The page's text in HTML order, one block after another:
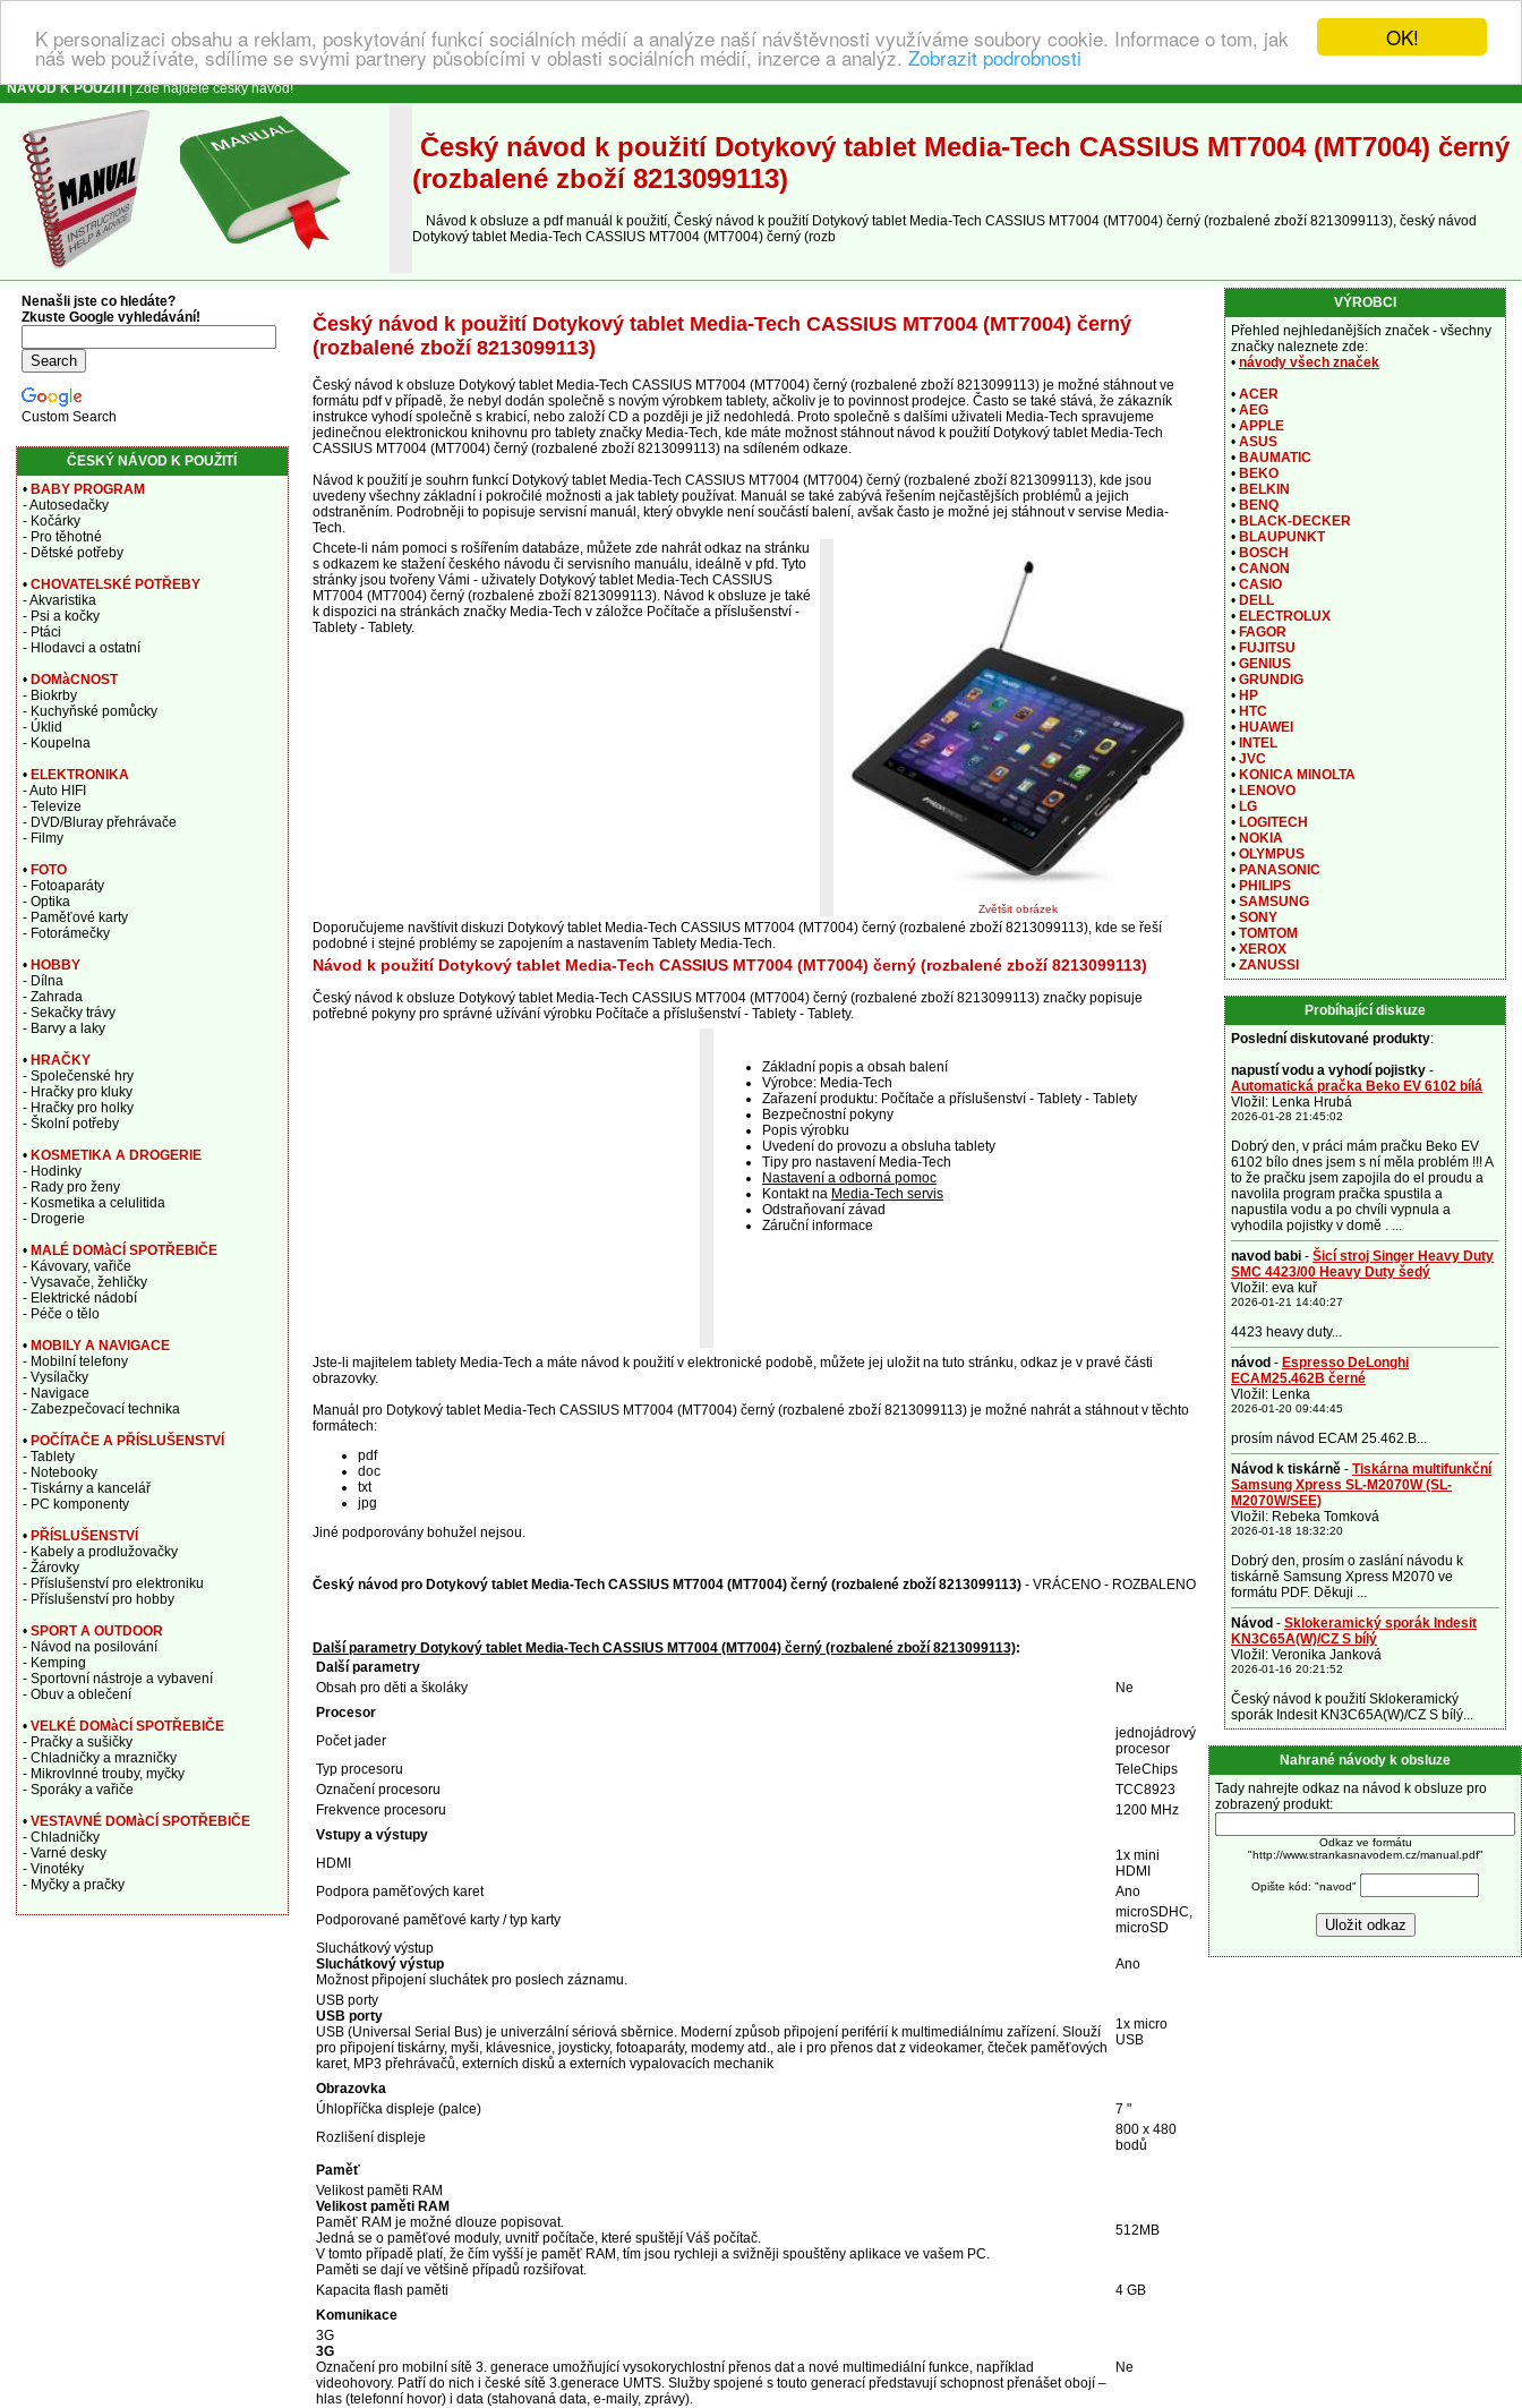
OK!
K personalizaci obsahu a reklam, poskytování funkcí sociálních médií a analýze naší návštěvnosti využíváme soubory cookie. Informace o tom, jak
náš web používáte, sdílíme se svými partnery působícími v oblasti sociálních médií, inzerce a analýz. Zobrazit podrobnosti
NÁVOD K POUŽITÍ| Zde najdete český návod!
Český návod k použití Dotykový tablet Media-Tech CASSIUS MT7004 (MT7004) černý
(rozbalené zboží 8213099113)
Návod k obsluze a pdf manuál k použití, Český návod k použití Dotykový tablet Media-Tech CASSIUS MT7004 (MT7004) černý (rozbalené zboží 8213099113), český návod
Dotykový tablet Media-Tech CASSIUS MT7004 (MT7004) černý (rozb
Český návod k použití Dotykový tablet Media-Tech CASSIUS MT7004 (MT7004) černý
(rozbalené zboží 8213099113)
Český návod k obsluze Dotykový tablet Media-Tech CASSIUS MT7004 (MT7004) černý (rozbalené zboží 8213099113) je možné stáhnout ve
formátu pdf v případě, že nebyl dodán společně s novým výrobkem tablety, ačkoliv je to povinnost prodejce. Často se také stává, že zákazník
instrukce vyhodí společně s krabicí, nebo založí CD a později je již nedohledá. Proto společně s dalšími uživateli Media-Tech spravujeme
jedinečnou elektronickou knihovnu pro tablety značky Media-Tech, kde máte možnost stáhnout návod k použití Dotykový tablet Media-Tech
CASSIUS MT7004 (MT7004) černý (rozbalené zboží 8213099113) na sdíleném odkaze.
Návod k použití je souhrn funkcí Dotykový tablet Media-Tech CASSIUS MT7004 (MT7004) černý (rozbalené zboží 8213099113), kde jsou
uvedeny všechny základní i pokročilé možnosti a jak tablety používat. Manuál se také zabývá řešením nejčastějších problémů a jejich
odstraněním. Podrobněji to popisuje servisní manuál, který obvykle není součástí balení, avšak často je možné jej stáhnout v servise Media-
Tech.
Chcete-li nám pomoci s rošířením databáze, můžete zde nahrát odkaz na stránku
s odkazem ke stažení českého návodu či servisního manuálu, ideálně v pfd. Tyto
stránky jsou tvořeny Vámi - uživately Dotykový tablet Media-Tech CASSIUS
MT7004 (MT7004) černý (rozbalené zboží 8213099113). Návod k obsluze je také
k dispozici na stránkách značky Media-Tech v záložce Počítače a příslušenství -
Tablety - Tablety.
Zvětšit obrázek
Doporučujeme navštívit diskuzi Dotykový tablet Media-Tech CASSIUS MT7004 (MT7004) černý (rozbalené zboží 8213099113), kde se řeší
podobné i stejné problémy se zapojením a nastavením Tablety Media-Tech.
Návod k použití Dotykový tablet Media-Tech CASSIUS MT7004 (MT7004) černý (rozbalené zboží 8213099113)
Český návod k obsluze Dotykový tablet Media-Tech CASSIUS MT7004 (MT7004) černý (rozbalené zboží 8213099113) značky popisuje
potřebné pokyny pro správné užívání výrobku Počítače a příslušenství - Tablety - Tablety.
Základní popis a obsah balení
Výrobce: Media-Tech
Zařazení produktu: Počítače a příslušenství - Tablety - Tablety
Bezpečnostní pokyny
Popis výrobku
Uvedení do provozu a obsluha tablety
Tipy pro nastavení Media-Tech
Nastavení a odborná pomoc
Kontakt na Media-Tech servis
Odstraňovaní závad
Záruční informace
Jste-li majitelem tablety Media-Tech a máte návod k použití v elektronické podobě, můžete jej uložit na tuto stránku, odkaz je v pravé části
obrazovky.
Manuál pro Dotykový tablet Media-Tech CASSIUS MT7004 (MT7004) černý (rozbalené zboží 8213099113) je možné nahrát a stáhnout v těchto
formátech:
pdf
doc
txt
jpg
Jiné podporovány bohužel nejsou.
Český návod pro Dotykový tablet Media-Tech CASSIUS MT7004 (MT7004) černý (rozbalené zboží 8213099113) - VRÁCENO - ROZBALENO
Další parametry Dotykový tablet Media-Tech CASSIUS MT7004 (MT7004) černý (rozbalené zboží 8213099113):
Další parametry
Obsah pro děti a školáky
Ne
Procesor
Počet jader
jednojádrový
procesor
Typ procesoru
TeleChips
Označení procesoru
TCC8923
Frekvence procesoru
1200 MHz
Vstupy a výstupy
HDMI
1x mini
HDMI
Podpora paměťových karet
Ano
Podporované paměťové karty / typ karty
microSDHC,
microSD
Sluchátkový výstup
Sluchátkový výstup
Možnost připojení sluchátek pro poslech záznamu.
Ano
USB porty
USB porty
USB (Universal Serial Bus) je univerzální sériová sběrnice. Moderní způsob připojení periférií k multimediálnímu zařízení. Slouží
pro připojení tiskárny, myši, klávesnice, joysticky, fotoaparáty, modemy atd., ale i pro přenos dat z videokamer, čteček paměťových
karet, MP3 přehrávačů, externích disků a externích vypalovacích mechanik
1x micro
USB
Obrazovka
Úhlopříčka displeje (palce)
7 "
Rozlišení displeje
800 x 480
bodů
Paměť
Velikost paměti RAM
Velikost paměti RAM
Paměť RAM je možné dlouze popisovat.
Jedná se o paměťové moduly, uvnitř počítače, které spuštějí Váš počítač.
V tomto případě platí, že čím vyšší je paměť RAM, tím jsou rychleji a svižněji spouštěny aplikace ve vašem PC.
Paměti se dají ve většině případů rozšiřovat.
512MB
Kapacita flash paměti
4 GB
Komunikace
3G
3G
Označení pro mobilní sítě 3. generace umožňující vysokorychlostní přenos dat a nové multimediální funkce, například
videohovory. Patří do nich i české sítě 3.generace UMTS. Služby spojené s touto generací představují schopnost přenášet obojí –
hlas (telefonní hovor) i data (stahovaná data, e-maily, zprávy).
Ne
Nenašli jste co hledáte?
Zkuste Google vyhledávání!
Custom Search
ČESKÝ NÁVOD K POUŽITÍ
• BABY PROGRAM
- Autosedačky
- Kočárky
- Pro těhotné
- Dětské potřeby
• CHOVATELSKÉ POTŘEBY
- Akvaristika
- Psi a kočky
- Ptáci
- Hlodavci a ostatní
• DOMàCNOST
- Biokrby
- Kuchyňské pomůcky
- Úklid
- Koupelna
• ELEKTRONIKA
- Auto HIFI
- Televize
- DVD/Bluray přehrávače
- Filmy
• FOTO
- Fotoaparáty
- Optika
- Paměťové karty
- Fotorámečky
• HOBBY
- Dílna
- Zahrada
- Sekačky trávy
- Barvy a laky
• HRAČKY
- Společenské hry
- Hračky pro kluky
- Hračky pro holky
- Školní potřeby
• KOSMETIKA A DROGERIE
- Hodinky
- Rady pro ženy
- Kosmetika a celulitida
- Drogerie
• MALÉ DOMàCÍ SPOTŘEBIČE
- Kávovary, vařiče
- Vysavače, žehličky
- Elektrické nádobí
- Péče o tělo
• MOBILY A NAVIGACE
- Mobilní telefony
- Vysílačky
- Navigace
- Zabezpečovací technika
• POČÍTAČE A PŘÍSLUŠENSTVÍ
- Tablety
- Notebooky
- Tiskárny a kancelář
- PC komponenty
• PŘÍSLUŠENSTVÍ
- Kabely a prodlužovačky
- Žárovky
- Příslušenství pro elektroniku
- Příslušenství pro hobby
• SPORT A OUTDOOR
- Návod na posilování
- Kemping
- Sportovní nástroje a vybavení
- Obuv a oblečení
• VELKÉ DOMàCÍ SPOTŘEBIČE
- Pračky a sušičky
- Chladničky a mrazničky
- Mikrovlnné trouby, myčky
- Sporáky a vařiče
• VESTAVNÉ DOMàCÍ SPOTŘEBIČE
- Chladničky
- Varné desky
- Vinotéky
- Myčky a pračky
VÝROBCI
Přehled nejhledanějších značek - všechny
značky naleznete zde:
• návody všech značek
• ACER
• AEG
• APPLE
• ASUS
• BAUMATIC
• BEKO
• BELKIN
• BENQ
• BLACK-DECKER
• BLAUPUNKT
• BOSCH
• CANON
• CASIO
• DELL
• ELECTROLUX
• FAGOR
• FUJITSU
• GENIUS
• GRUNDIG
• HP
• HTC
• HUAWEI
• INTEL
• JVC
• KONICA MINOLTA
• LENOVO
• LG
• LOGITECH
• NOKIA
• OLYMPUS
• PANASONIC
• PHILIPS
• SAMSUNG
• SONY
• TOMTOM
• XEROX
• ZANUSSI
Probíhající diskuze
Poslední diskutované produkty:
napustí vodu a vyhodí pojistky -
Automatická pračka Beko EV 6102 bílá
Vložil: Lenka Hrubá
2026-01-28 21:45:02
Dobrý den, v práci mám pračku Beko EV
6102 bílo dnes jsem s ní měla problém !!! A
to že pračku jsem zapojila do el proudu a
navolila program pračka spustila a
napustila vodu a po chvíli vypnula a
vyhodila pojistky v domě . ...
navod babi - Šicí stroj Singer Heavy Duty
SMC 4423/00 Heavy Duty šedý
Vložil: eva kuř
2026-01-21 14:40:27
4423 heavy duty...
návod - Espresso DeLonghi
ECAM25.462B černé
Vložil: Lenka
2026-01-20 09:44:45
prosím návod ECAM 25.462.B...
Návod k tiskárně - Tiskárna multifunkční
Samsung Xpress SL-M2070W (SL-
M2070W/SEE)
Vložil: Rebeka Tomková
2026-01-18 18:32:20
Dobrý den, prosím o zaslání návodu k
tiskárně Samsung Xpress M2070 ve
formátu PDF. Děkuji ...
Návod - Sklokeramický sporák Indesit
KN3C65A(W)/CZ S bílý
Vložil: Veronika Janková
2026-01-16 20:21:52
Český návod k použití Sklokeramický
sporák Indesit KN3C65A(W)/CZ S bílý...
Nahrané návody k obsluze
Tady nahrejte odkaz na návod k obsluze pro
zobrazený produkt:
Odkaz ve formátu
"http://www.strankasnavodem.cz/manual.pdf"
Opište kód: "navod"